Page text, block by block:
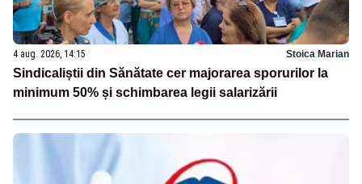
4 aug. 2026, 14:15 Stoica Marian
Sindicaliștii din Sănătate cer majorarea sporurilor la
minimum 50% și schimbarea legii salarizării